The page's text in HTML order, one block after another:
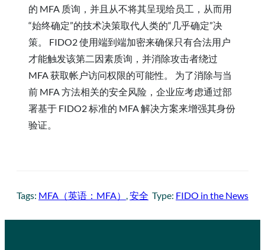
的 MFA 质询，并且从不将其呈现给员工，从而用
“始终确定”的技术决策取代人类的“几乎确定”决
策。 FIDO2 使用端到端加密来确保只有合法用户
才能触发该第二因素质询，并消除攻击者绕过
MFA 获取帐户访问权限的可能性。 为了消除与当
前 MFA 方法相关的安全风险，企业应考虑通过部
署基于 FIDO2 标准的 MFA 解决方案来增强其身份
验证。
Tags: MFA（英语：MFA） 安全 Type: FIDO in the News